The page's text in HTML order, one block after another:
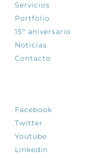
Servicios
Portfolio
15º aniversario
Noticias
Contacto
Facebook
Twitter
Youtube
Linkedin